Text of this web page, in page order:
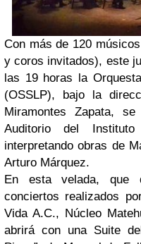
Con más de 120
y coros invitados), este
las 19 horas la
(OSSLP), bajo la
Miramontes Zapata,
Auditorio del Instituto
interpretando obras de
Arturo Márquez.
En esta velada, que
conciertos realizados
Vida A.C., Núcleo
abrirá con una Suite